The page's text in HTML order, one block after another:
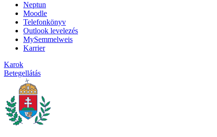
Neptun
Moodle
Telefonkönyv
Outlook levelezés
MySemmelweis
Karrier
Karok
Betegellátás